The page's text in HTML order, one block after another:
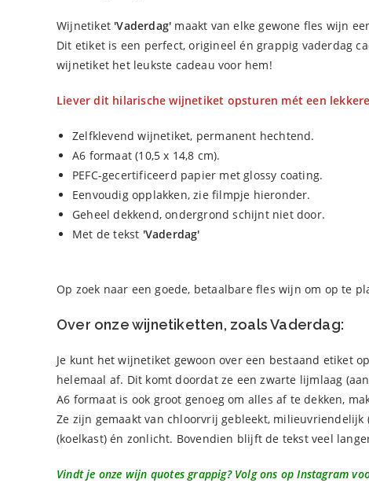
Wijnetiket 'Vaderdag' maakt van elke gewone fles wijn
Dit etiket is een perfect, origineel én grappig vaderdag
wijnetiket het leukste cadeau voor hem!
Liever dit hilarische wijnetiket opsturen mét een
Zelfklevend wijnetiket, permanent hechtend.
A6 formaat (10,5 x 14,8 cm).
PEFC-gecertificeerd papier met glossy coating.
Eenvoudig opplakken, zie filmpje hieronder.
Geheel dekkend, ondergrond schijnt niet door.
Met de tekst 'Vaderdag'
Op zoek naar een goede, betaalbare fles wijn om op te
Over onze wijnetiketten, zoals Vaderdag:
Je kunt het wijnetiket gewoon over een bestaand etiket
helemaal af. Dit komt doordat ze een zwarte lijmlaag
A6 formaat is ook groot genoeg om alles af te dekken,
Ze zijn gemaakt van chloorvrij gebleekt,
(koelkast) én zonlicht. Bovendien blijft de tekst veel
Vindt je onze wijn quotes grappig? Volg ons op Instagram